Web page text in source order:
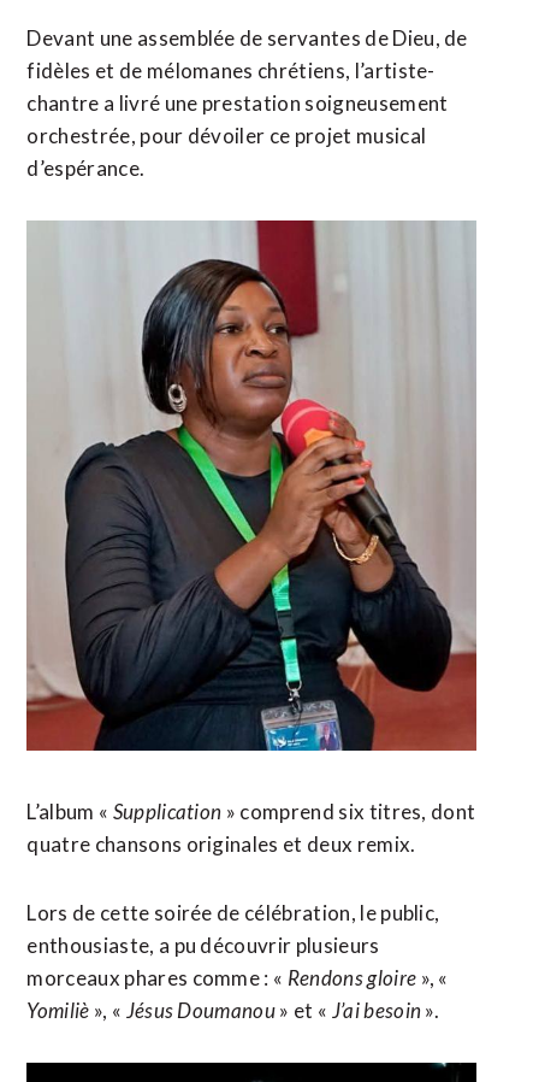
Devant une assemblée de servantes de Dieu, de
fidèles et de mélomanes chrétiens, l’artiste-
chantre a livré une prestation soigneusement
orchestrée, pour dévoiler ce projet musical
d’espérance.
L’album « Supplication » comprend six titres, dont
quatre chansons originales et deux remix.
Lors de cette soirée de célébration, le public,
enthousiaste, a pu découvrir plusieurs
morceaux phares comme : « Rendons gloire », «
Yomiliè », « Jésus Doumanou» et « J’ai besoin».